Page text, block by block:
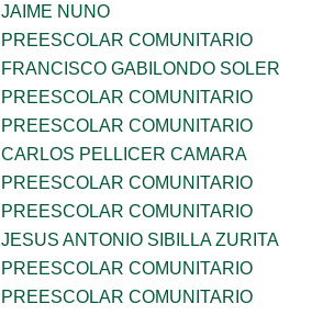
JAIME NUNO
PREESCOLAR COMUNITARIO
FRANCISCO GABILONDO SOLER
PREESCOLAR COMUNITARIO
PREESCOLAR COMUNITARIO
CARLOS PELLICER CAMARA
PREESCOLAR COMUNITARIO
PREESCOLAR COMUNITARIO
JESUS ANTONIO SIBILLA ZURITA
PREESCOLAR COMUNITARIO
PREESCOLAR COMUNITARIO